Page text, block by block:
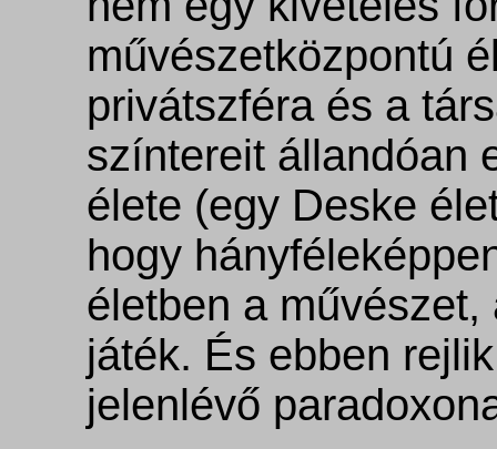
művészetközpontú
privátszféra és a
színtereit állandóan
élete (egy Deske
hogy
életben a
játék. És ebben
jelenlévő